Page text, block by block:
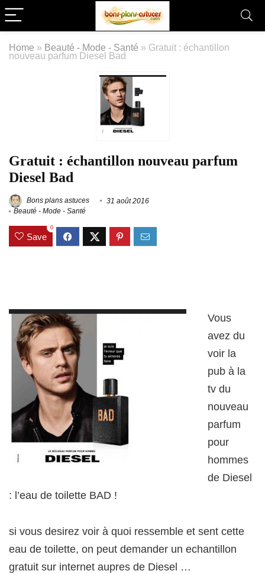
Home » Beauté - Mode - Santé » Gratuit : échantillon
nouveau parfum Diesel Bad
Gratuit : échantillon nouveau parfum
Diesel Bad
Bons plans astuces
31 août 2016
Beauté - Mode - Santé
Save
0
Vous
avez du
voir la
pub à la
tv du
nouveau
parfum
pour
hommes
de Diesel
: l’eau de toilette BAD !
si vous desirez voir à quoi ressemble et sent cette
eau de toilette, on peut demander un echantillon
gratuit sur internet aupres de Diesel …